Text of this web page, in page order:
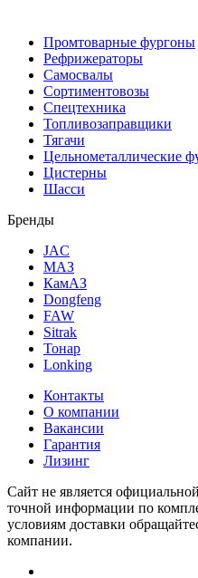
Промтоварные фургоны
Рефрижераторы
Самосвалы
Сортиментовозы
Спецтехника
Топливозаправщики
Тягачи
Цельнометаллические
Цистерны
Шасси
Бренды
JAC
МАЗ
КамАЗ
Dongfeng
FAW
Sitrak
Тонар
Lonking
Контакты
О компании
Вакансии
Гарантия
Лизинг
Сайт не является
точной информации по
условиям доставки
компании.